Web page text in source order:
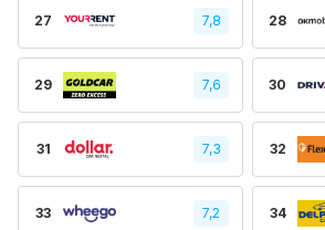
27 7,8 28
29 7,6 30
31 7,3 32
33 7,2 34